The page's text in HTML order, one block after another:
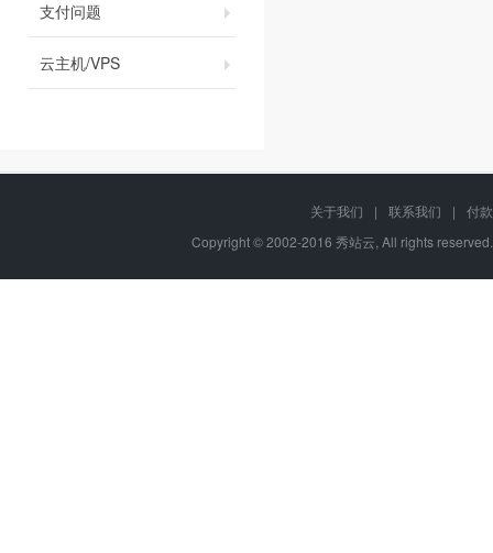
支付问题
云主机/VPS
关于我们 | 联系我们 |
付
Copyright © 2002-2016 秀站云, All rights